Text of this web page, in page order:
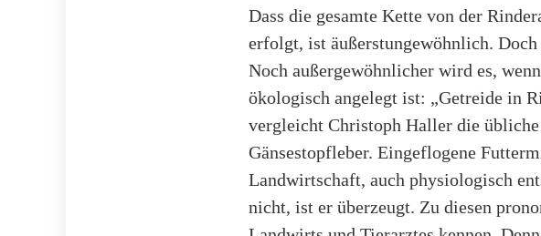
Dass die gesamte Kette von der
erfolgt, ist äußerstungewöhnlich.
Noch außergewöhnlicher wird es,
ökologisch angelegt ist: „Getreide in
vergleicht Christoph Haller die
Gänsestopfleber. Eingeflogene
Landwirtschaft, auch physiologisch
nicht, ist er überzeugt. Zu diesen